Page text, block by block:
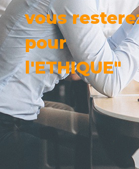
vous
pour
l'ETHIQUE"